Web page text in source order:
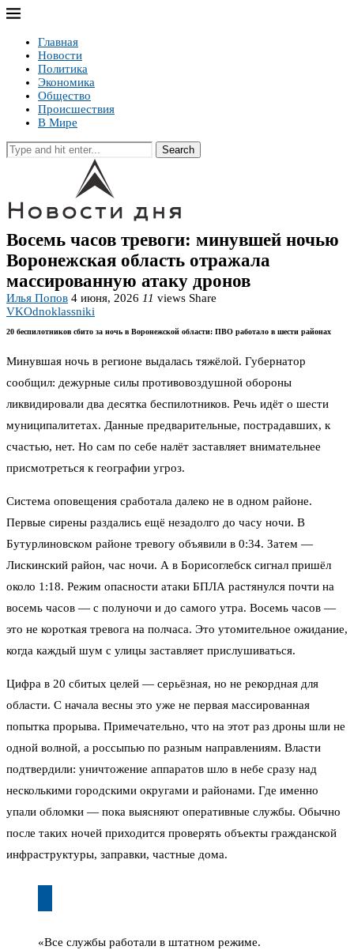
Главная
Новости
Политика
Экономика
Общество
Происшествия
В Мире
Search
Восемь часов тревоги: минувшей ночью
Воронежская область отражала
массированную атаку дронов
Илья Попов 4 июня, 2026 11 views Share
VKOdnoklassniki
20 беспилотников сбито за ночь в Воронежской области: ПВО работало в шести районах
Минувшая ночь в регионе выдалась тяжёлой. Губернатор
сообщил: дежурные силы противовоздушной обороны
ликвидировали два десятка беспилотников. Речь идёт о шести
муниципалитетах. Данные предварительные, пострадавших, к
счастью, нет. Но сам по себе налёт заставляет внимательнее
присмотреться к географии угроз.
Система оповещения сработала далеко не в одном районе.
Первые сирены раздались ещё незадолго до часу ночи. В
Бутурлиновском районе тревогу объявили в 0:34. Затем —
Лискинский район, час ночи. А в Борисоглебск сигнал пришёл
около 1:18. Режим опасности атаки БПЛА растянулся почти на
восемь часов — с полуночи и до самого утра. Восемь часов —
это не короткая тревога на полчаса. Это утомительное ожидание,
когда каждый шум с улицы заставляет прислушиваться.
Цифра в 20 сбитых целей — серьёзная, но не рекордная для
области. С начала весны это уже не первая массированная
попытка прорыва. Примечательно, что на этот раз дроны шли не
одной волной, а россыпью по разным направлениям. Власти
подтвердили: уничтожение аппаратов шло в небе сразу над
несколькими городскими округами и районами. Где именно
упали обломки — пока выясняют оперативные службы. Обычно
после таких ночей приходится проверять объекты гражданской
инфраструктуры, заправки, частные дома.
«Все службы работали в штатном режиме.